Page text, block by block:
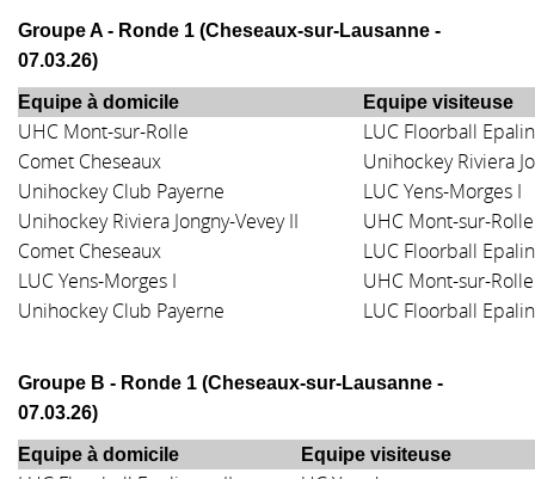
Groupe A - Ronde 1 (Cheseaux-sur-Lausanne -
07.03.26)
Equipe à domicile Equipe visiteuse
UHC Mont-sur-Rolle
LUC Floorball
Comet Cheseaux
Unihockey Riviera
Unihockey Club Payerne
LUC Yens-Morges I
Unihockey Riviera Jongny-Vevey II
UHC Mont-sur-Rolle
Comet Cheseaux
LUC Floorball
LUC Yens-Morges I
UHC Mont-sur-Rolle
Unihockey Club Payerne
LUC Floorball
Groupe B - Ronde 1 (Cheseaux-sur-Lausanne -
07.03.26)
Equipe à domicile Equipe visiteuse